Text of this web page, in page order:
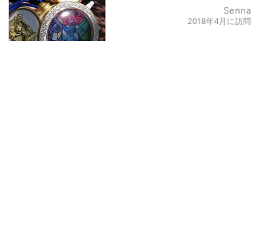
Senna
2018年4月に訪問